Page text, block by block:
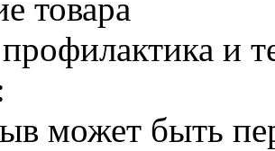
товара
и
может быть